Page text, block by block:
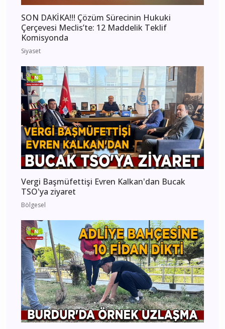
SON DAKİKA!!! Çözüm Sürecinin Hukuki
Çerçevesi Meclis’te: 12 Maddelik Teklif
Komisyonda
Siyaset
Vergi Başmüfettişi Evren Kalkan'dan Bucak
TSO'ya ziyaret
Bölgesel